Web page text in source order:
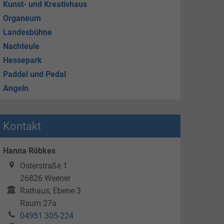
Kunst- und Kreativhaus
Organeum
Landesbühne
Nachteule
Hessepark
Paddel und Pedal
Angeln
Kontakt
Hanna Röbkes
Osterstraße 1
26826 Weener
Rathaus, Ebene 3
Raum 27a
04951 305-224